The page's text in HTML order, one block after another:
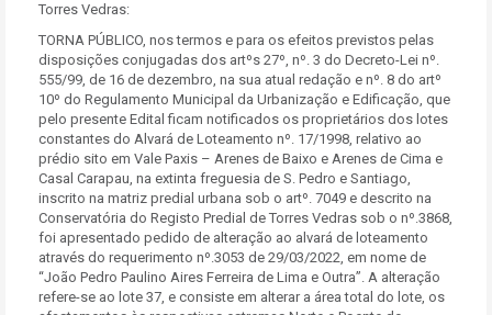
Torres Vedras:
TORNA PÚBLICO, nos termos e para os efeitos previstos pelas
disposições conjugadas dos artºs 27º, nº. 3 do Decreto-Lei nº.
555/99, de 16 de dezembro, na sua atual redação e nº. 8 do artº
10º do Regulamento Municipal da Urbanização e Edificação, que
pelo presente Edital ficam notificados os proprietários dos lotes
constantes do Alvará de Loteamento nº. 17/1998, relativo ao
prédio sito em Vale Paxis – Arenes de Baixo e Arenes de Cima e
Casal Carapau, na extinta freguesia de S. Pedro e Santiago,
inscrito na matriz predial urbana sob o artº. 7049 e descrito na
Conservatória do Registo Predial de Torres Vedras sob o nº.3868,
foi apresentado pedido de alteração ao alvará de loteamento
através do requerimento nº.3053 de 29/03/2022, em nome de
“João Pedro Paulino Aires Ferreira de Lima e Outra”. A alteração
refere-se ao lote 37, e consiste em alterar a área total do lote, os